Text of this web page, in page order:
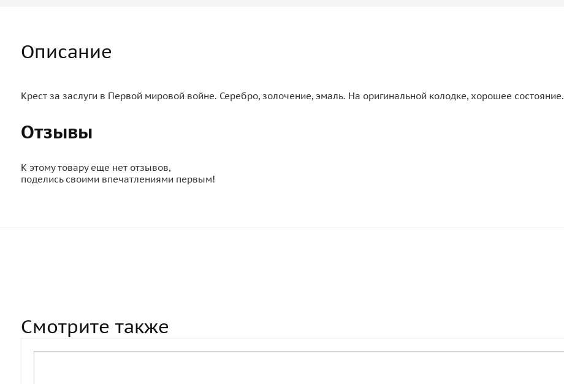
Описание
Крест за заслуги в Первой мировой войне. Серебро, золочение, эмаль. На оригинальной колодке, хорошее состояние.
Отзывы
К этому товару еще нет отзывов,
поделись своими впечатлениями первым!
Смотрите также